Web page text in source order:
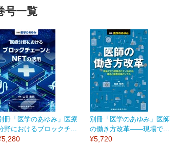
号一覧
冊「医学のあゆみ」医療
野におけるブロックチ...
別冊「医学のあゆみ」医師
の働き方改革――現場で...
¥5,720